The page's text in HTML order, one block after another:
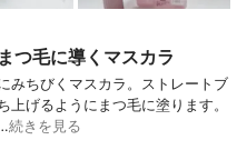
つ毛に導くマスカラ
みちびくマスカラ。ストレートブ
げるようにまつ毛に塗ります。
続きを見る